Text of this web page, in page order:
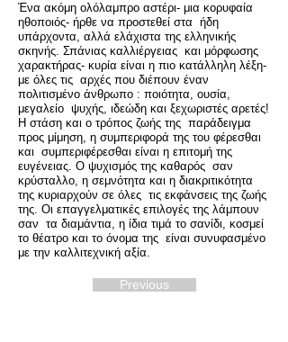
Ένα ακόμη ολόλαμπρο αστέρι- μια κορυφαία
ηθοποιός- ήρθε να προστεθεί στα ήδη
υπάρχοντα, αλλά ελάχιστα της ελληνικής
σκηνής. Σπάνιας καλλιέργειας και μόρφωσης
χαρακτήρας- κυρία είναι η πιο κατάλληλη λέξη-
με όλες τις αρχές που διέπουν έναν
πολιτισμένο άνθρωπο : ποιότητα, ουσία,
μεγαλείο ψυχής, ιδεώδη και ξεχωριστές αρετές!
Η στάση και ο τρόπος ζωής της παράδειγμα
προς μίμηση, η συμπεριφορά της του φέρεσθαι
και συμπεριφέρεσθαι είναι η επιτομή της
ευγένειας. Ο ψυχισμός της καθαρός σαν
κρύσταλλο, η σεμνότητα και η διακριτικότητα
της κυριαρχούν σε όλες τις εκφάνσεις της ζωής
της. Οι επαγγελματικές επιλογές της λάμπουν
σαν τα διαμάντια, η ίδια τιμά το σανίδι, κοσμεί
το θέατρο και το όνομα της είναι συνυφασμένο
με την καλλιτεχνική αξία.
Previous